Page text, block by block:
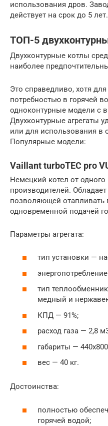
использования дров.
действует на срок до 5 лет.
ТОП-5
Двухконтурные котлы
наиболее
Это справедливо, хотя
потребностью в горячей
одноконтурные модели с
Двухконтурные агрегаты
или для использования в
Популярные модели:
Vaillant turboTEC pro
Немецкий котел от
производителей.
позволяющей
одновременной подачей
Параметры агрегата:
тип установки —
тип
медный и
КПД — 91%;
расход газа — 2,8
габариты —
вес — 40 кг.
Достоинства:
полностью
горячей водой;